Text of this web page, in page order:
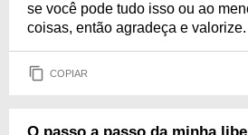
se você pode tudo isso ou ao
coisas, então agradeça e valorize.
COPIAR